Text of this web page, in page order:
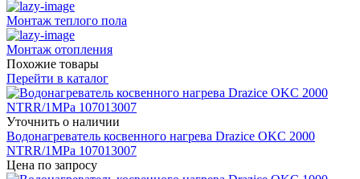
Монтаж теплого пола
Монтаж отопления
Похожие товары
Перейти в каталог
Уточнить о наличии
Водонагреватель косвенного нагрева Drazice OKC 2000
NTRR/1MPa 107013007
Цена по запросу